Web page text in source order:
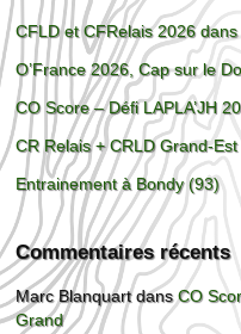
CFLD et CFRelais 2026
O’France 2026, Cap sur le
CO Score – Défi LAPLA’JH
CR Relais + CRLD Grand-
Entrainement à Bondy (93)
Commentaires récents
Marc BlanquartdansCO
Grand